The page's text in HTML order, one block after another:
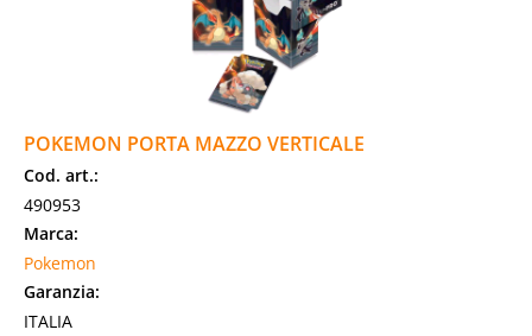
POKEMON PORTA MAZZO VERTICALE
Cod. art.:
490953
Marca:
Pokemon
Garanzia:
ITALIA